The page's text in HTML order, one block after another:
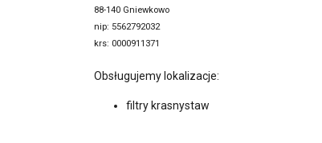
88-140 Gniewkowo
nip: 5562792032
krs: 0000911371
Obsługujemy lokalizacje:
filtry krasnystaw